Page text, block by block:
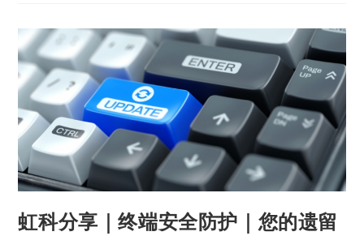
虹科分享｜终端安全防护｜您的遗留